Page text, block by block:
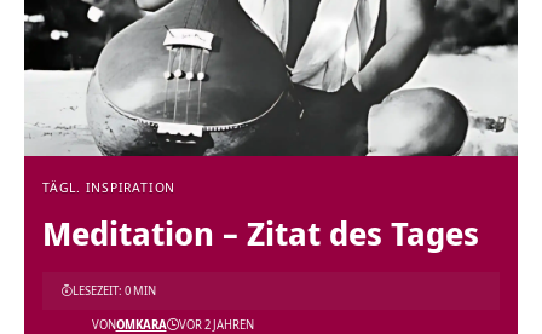
TÄGL. INSPIRATION
Meditation – Zitat des Tages
VONOMKARA VOR 2 JAHREN
LESEZEIT: 0 MIN